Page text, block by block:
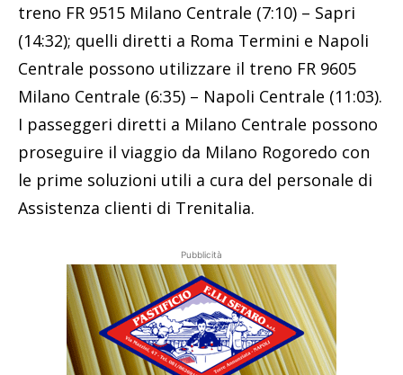
treno FR 9515 Milano Centrale (7:10) – Sapri
(14:32); quelli diretti a Roma Termini e Napoli
Centrale possono utilizzare il treno FR 9605
Milano Centrale (6:35) – Napoli Centrale (11:03).
I passeggeri diretti a Milano Centrale possono
proseguire il viaggio da Milano Rogoredo con
le prime soluzioni utili a cura del personale di
Assistenza clienti di Trenitalia.
Pubblicità